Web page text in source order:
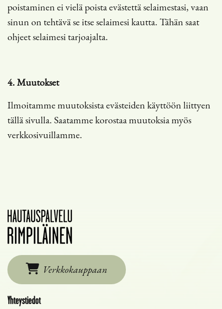
poistaminen ei vielä poista evästettä selaimestasi, vaan
sinun on tehtävä se itse selaimesi kautta. Tähän saat
ohjeet selaimesi tarjoajalta.
4. Muutokset
Ilmoitamme muutoksista evästeiden käyttöön liittyen
tällä sivulla. Saatamme korostaa muutoksia myös
verkkosivuillamme.
Verkkokauppaan
Yhteystiedot